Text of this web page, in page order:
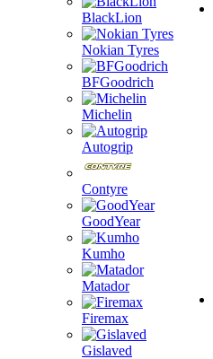
BlackLion
Nokian Tyres
BFGoodrich
Michelin
Autogrip
Contyre
GoodYear
Kumho
Matador
Firemax
Gislaved